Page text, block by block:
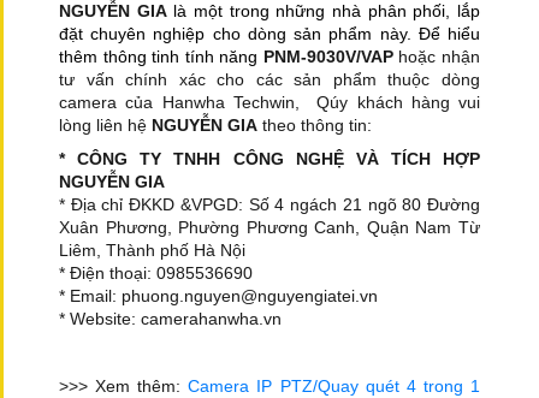
NGUYỄN GIAlà một trong những nhà phân phối, lắp
đặt chuyên nghiệp cho dòng sản phẩm này. Để hiểu
thêm thông tinh tính năng PNM-9030V/VAP hoặc nhận
tư vấn chính xác cho các sản phẩm thuộc dòng
camera của Hanwha Techwin, Qúy khách hàng vui
lòng liên hệ NGUYỄN GIA theo thông tin:
* CÔNG TY TNHH CÔNG NGHỆ VÀ TÍCH HỢP
NGUYỄN GIA
* Địa chỉ ĐKKD &VPGD: Số 4 ngách 21 ngõ 80 Đường
Xuân Phương, Phường Phương Canh, Quận Nam Từ
Liêm, Thành phố Hà Nội
* Điện thoại: 0985536690
* Email: phuong.nguyen@nguyengiatei.vn
* Website: camerahanwha.vn
>>> Xem thêm: Camera IP PTZ/Quay quét 4 trong 1